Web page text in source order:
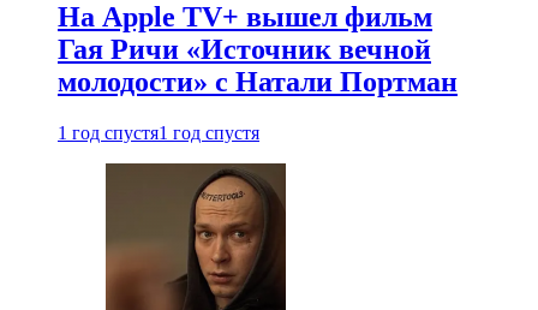
На Apple TV+ вышел фильм
Гая Ричи «Источник вечной
молодости» с Натали Портман
1 год спустя1 год спустя